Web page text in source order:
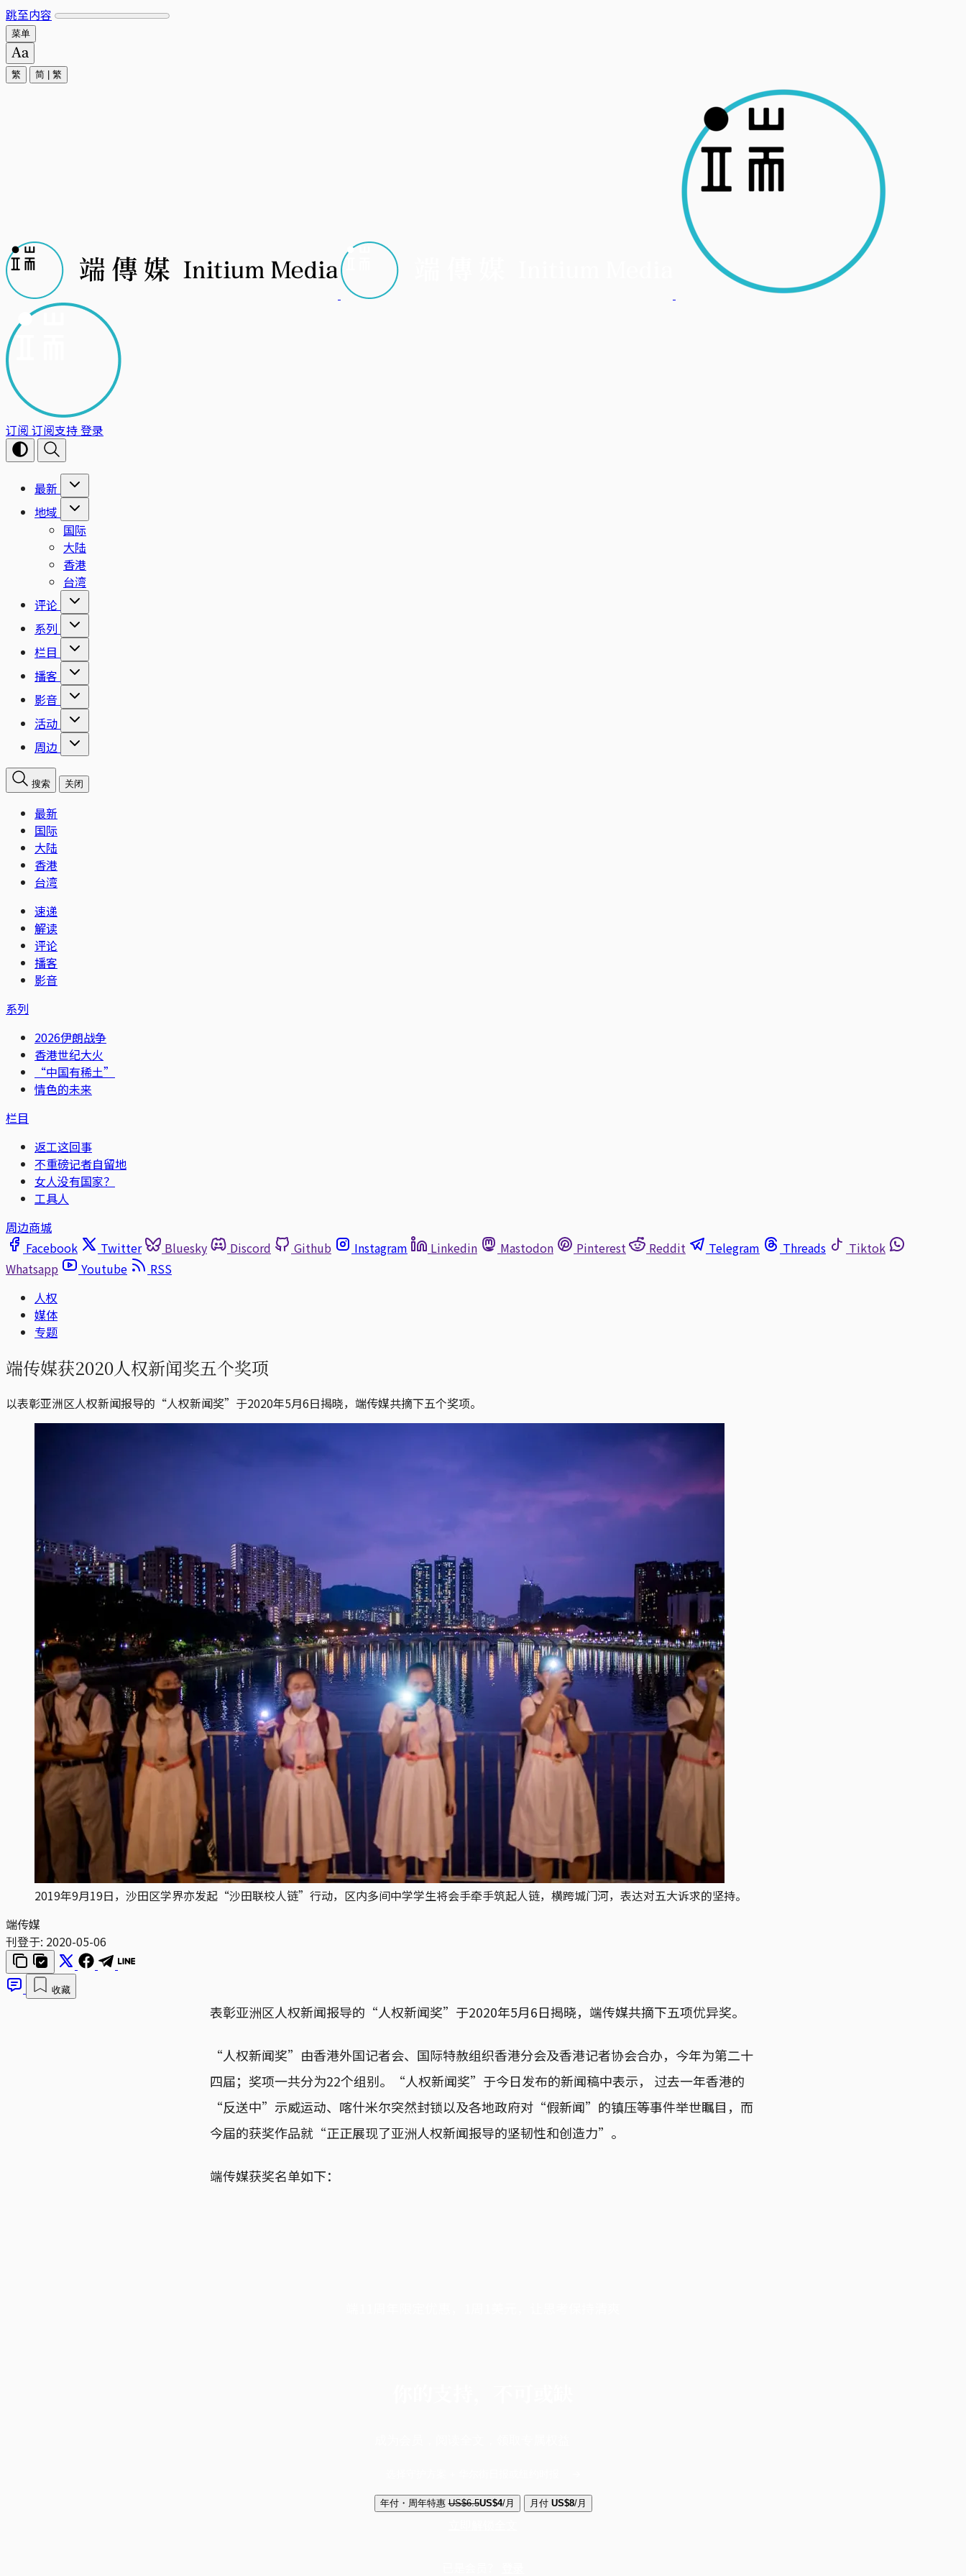
跳至内容
菜单
繁 简 繁
订阅 订阅支持登录
最新
地域
国际
大陆
香港
台湾
评论
系列
栏目
播客
影音
活动
周边
搜索 关闭
最新
国际
大陆
香港
台湾
速递
解读
评论
播客
影音
系列
2026伊朗战争
香港世纪大火
“中国有稀土”
情色的未来
栏目
返工这回事
不重磅记者自留地
女人没有国家？
工具人
周边商城
Facebook
Twitter Bluesky Discord Github Instagram Linkedin Mastodon Pinterest Reddit Telegram Threads
Tiktok
Whatsapp
Youtube
RSS
人权
媒体
专题
端传媒获2020人权新闻奖五个奖项
以表彰亚洲区人权新闻报导的“人权新闻奖”于2020年5月6日揭晓，端传媒共摘下五个奖项。
2019年9月19日，沙田区学界亦发起“沙田联校人链”行动，区内多间中学学生将会手牵手筑起人链，横跨城门河，表达对五大诉求的坚持。
端传媒
刊登于: 2020-05-06
收藏
表彰亚洲区人权新闻报导的“人权新闻奖”于2020年5月6日揭晓，端传媒共摘下五项优异奖。
“人权新闻奖”由香港外国记者会、国际特赦组织香港分会及香港记者协会合办，今年为第二十
四届；奖项一共分为22个组别。“人权新闻奖”于今日发布的新闻稿中表示， 过去一年香港的
“反送中”示威运动、喀什米尔突然封锁以及各地政府对“假新闻”的镇压等事件举世瞩目，而
今届的获奖作品就“正正展现了亚洲人权新闻报导的坚韧性和创造力”。
端传媒获奖名单如下：
年付・周年特惠 US$6.5US$4/月 月付 US$8/月